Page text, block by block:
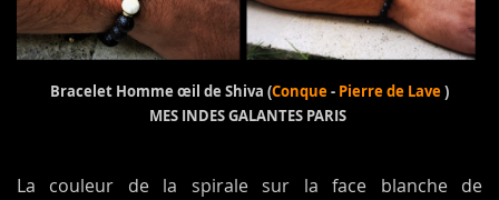
Bracelet Homme œil de Shiva (Conque- Pierre de Lave)
MES INDES GALANTES PARIS
La couleur de la spirale sur la face blanche de